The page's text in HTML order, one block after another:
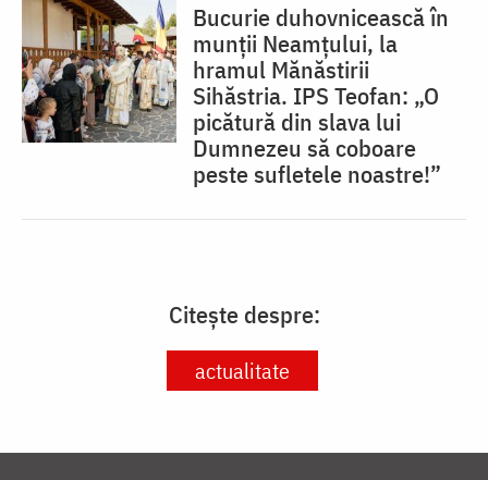
Bucurie duhovnicească în
munții Neamțului, la
hramul Mănăstirii
Sihăstria. IPS Teofan: „O
picătură din slava lui
Dumnezeu să coboare
peste sufletele noastre!”
Citește despre:
actualitate